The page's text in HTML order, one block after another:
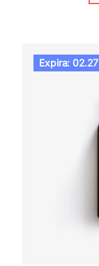
Expira: 02.27